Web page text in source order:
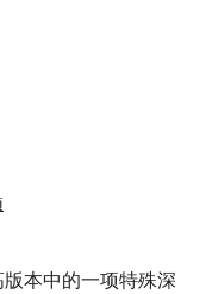
本中的一项特殊深